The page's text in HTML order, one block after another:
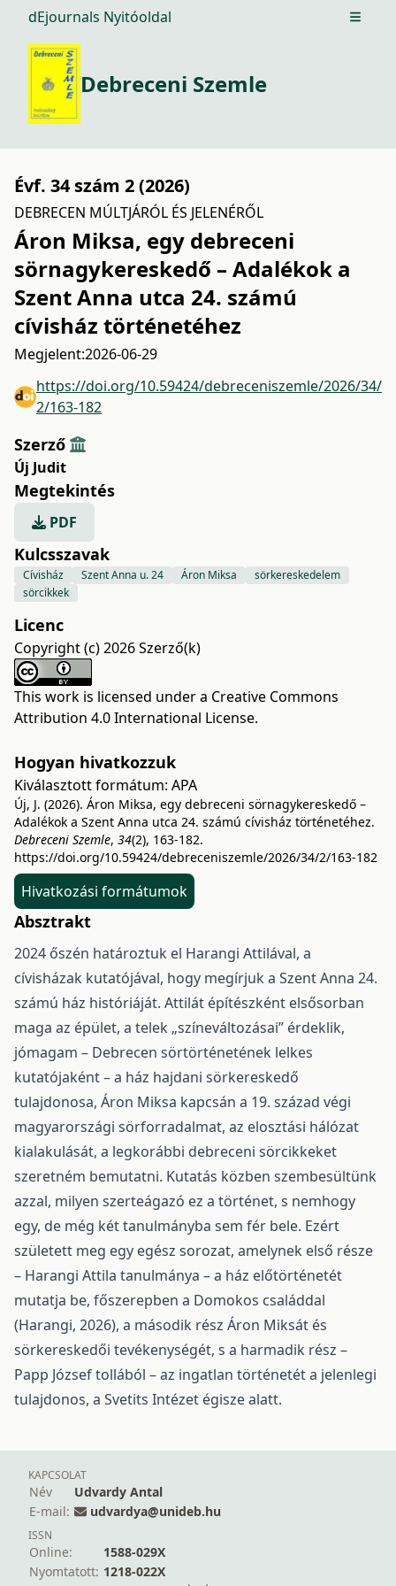
dEjournals Nyitóoldal Open
Debreceni Szemle
Évf. 34 szám 2 (2026)
DEBRECEN MÚLTJÁRÓL ÉS JELENÉRŐL
Áron Miksa, egy debreceni
sörnagykereskedő – Adalékok a
Szent Anna utca 24. számú
cívisház történetéhez
Megjelent:2026-06-29
https://doi.org/10.59424/debreceniszemle/2026/34/
2/163-182
Szerző
Új Judit
Megtekintés
PDF
Kulcsszavak
Cívisház Szent Anna u. 24 Áron Miksa
sörkereskedelem
sörcikkek
Licenc
Copyright (c) 2026 Szerző(k)
This work is licensed under a Creative Commons
Attribution 4.0 International License.
Hogyan hivatkozzuk
Kiválasztott formátum: APA
Új, J. (2026). Áron Miksa, egy debreceni sörnagykereskedő –
Adalékok a Szent Anna utca 24. számú cívisház történetéhez.
Debreceni Szemle, 34(2), 163-182.
https://doi.org/10.59424/debreceniszemle/2026/34/2/163-182
Hivatkozási formátumok
Absztrakt
2024 őszén határoztuk el Harangi Attilával, a
cívisházak kutatójával, hogy megírjuk a Szent Anna 24.
számú ház históriáját. Attilát építészként elsősorban
maga az épület, a telek „színeváltozásai” érdeklik,
jómagam – Debrecen sörtörténetének lelkes
kutatójaként – a ház hajdani sörkereskedő
tulajdonosa, Áron Miksa kapcsán a 19. század végi
magyarországi sörforradalmat, az elosztási hálózat
kialakulását, a legkorábbi debreceni sörcikkeket
szeretném bemutatni. Kutatás közben szembesültünk
azzal, milyen szerteágazó ez a történet, s nemhogy
egy, de még két tanulmányba sem fér bele. Ezért
született meg egy egész sorozat, amelynek első része
– Harangi Attila tanulmánya – a ház előtörténetét
mutatja be, főszerepben a Domokos családdal
(Harangi, 2026), a második rész Áron Miksát és
sörkereskedői tevékenységét, s a harmadik rész –
Papp József tollából – az ingatlan történetét a jelenlegi
tulajdonos, a Svetits Intézet égisze alatt.
KAPCSOLAT
Név
Udvardy Antal
E-mail:
udvardya@unideb.hu
ISSN
Online:
1588-029X
Nyomtatott: 1218-022X